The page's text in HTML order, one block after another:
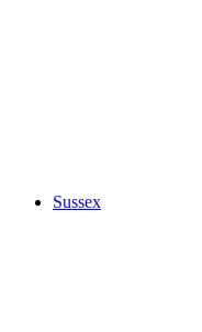
Sussex